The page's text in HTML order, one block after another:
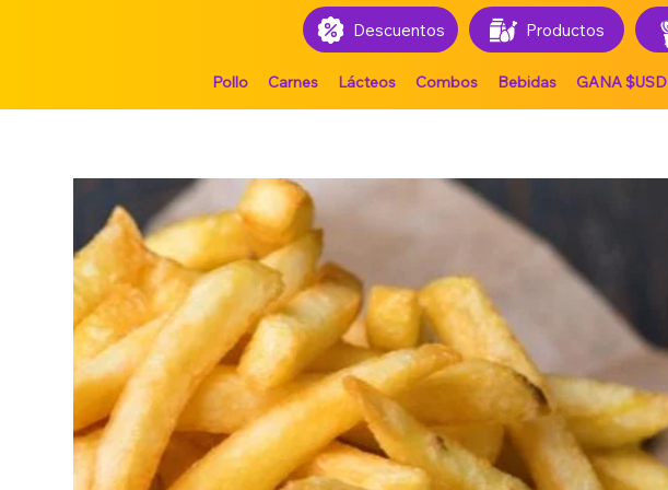
Pollo Carnes Lácteos Combos Bebidas GANA $USD
Descuentos Productos